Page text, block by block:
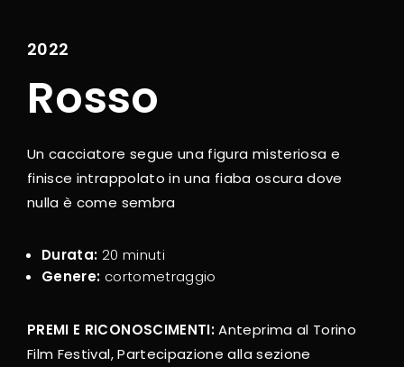
2022
Rosso
Un cacciatore segue una figura misteriosa e
finisce intrappolato in una fiaba oscura dove
nulla è come sembra
Durata: 20 minuti
Genere: cortometraggio
PREMI E RICONOSCIMENTI:Anteprima al Torino
Film Festival,Partecipazione alla sezione